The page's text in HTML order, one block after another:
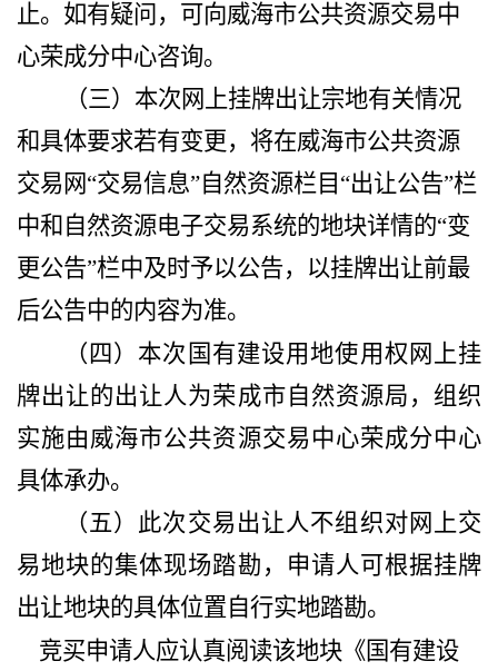
止。如有疑问，可向威海市公共资源交易中
心荣成分中心咨询。
（三）本次网上挂牌出让宗地有关情况
和具体要求若有变更，将在威海市公共资源
交易网“交易信息”自然资源栏目 “出让公告”栏
中和自然资源电子交易系统的地块详情的“变
更公告”栏中及时予以公告，以挂牌出让前最
后公告中的内容为准。
（四）本次国有建设用地使用权网上挂
牌出让的出让人为荣成市自然资源局，组织
实施由威海市公共资源交易中心荣成分中心
具体承办。
（五）此次交易出让人不组织对网上交
易地块的集体现场踏勘，申请人可根据挂牌
出让地块的具体位置自行实地踏勘。
竞买申请人应认真阅读该地块《国有建设